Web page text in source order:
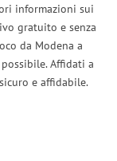
informazioni sui
gratuito e senza
da Modena a
Affidati a
e affidabile.